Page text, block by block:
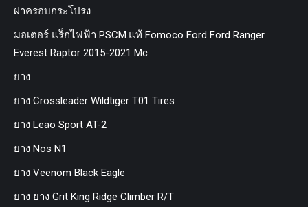
ฝาครอบกระโปรง
มอเตอร์ แร็กไฟฟ้า PSCM.แท้ Fomoco Ford Ford Ranger
Everest Raptor 2015-2021 Mc
ยาง
ยาง Crossleader Wildtiger T01 Tires
ยาง Leao Sport AT-2
ยาง Nos N1
ยาง Veenom Black Eagle
ยาง ยาง Grit King Ridge Climber R/T